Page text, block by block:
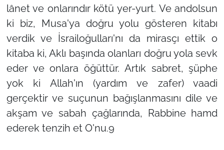
lânet ve onlarındır kötü yer-yurt. Ve andolsun
ki biz, Musa'ya doğru yolu gösteren kitabı
verdik ve İsrailoğulları'nı da mirasçı ettik o
kitaba ki, Aklı başında olanları doğru yola sevk
eder ve onlara öğüttür. Artık sabret, şüphe
yok ki Allah'ın (yardım ve zafer) vaadi
gerçektir ve suçunun bağışlanmasını dile ve
akşam ve sabah çağlarında, Rabbine hamd
ederek tenzih et O'nu.9